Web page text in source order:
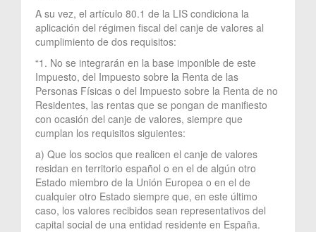
A su vez, el artículo 80.1 de la LIS condiciona la
aplicación del régimen fiscal del canje de valores al
cumplimiento de dos requisitos:
“1. No se integrarán en la base imponible de este
Impuesto, del Impuesto sobre la Renta de las
Personas Físicas o del Impuesto sobre la Renta de no
Residentes, las rentas que se pongan de manifiesto
con ocasión del canje de valores, siempre que
cumplan los requisitos siguientes:
a) Que los socios que realicen el canje de valores
residan en territorio español o en el de algún otro
Estado miembro de la Unión Europea o en el de
cualquier otro Estado siempre que, en este último
caso, los valores recibidos sean representativos del
capital social de una entidad residente en España.